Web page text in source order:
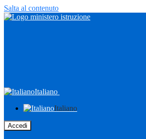
Salta al contenuto
Italiano
Italiano
Accedi